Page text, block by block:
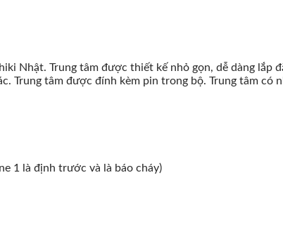
Nhật. Trung tâm được thiết kế nhỏ gọn, dễ dàng lắp
Trung tâm được đính kèm pin trong bộ. Trung tâm có
1 là định trước và là báo cháy)